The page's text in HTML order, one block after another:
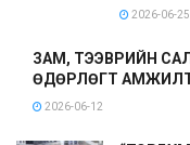
2026-06-25
ЗАМ, ТЭЭВРИЙН
ӨДӨРЛӨГТ
2026-06-12